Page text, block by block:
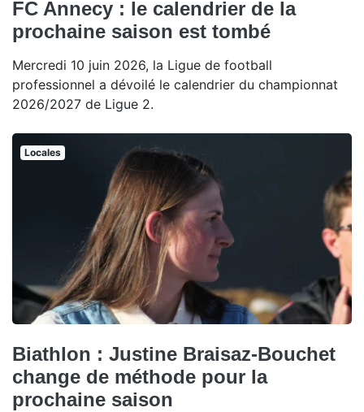
FC Annecy : le calendrier de la
prochaine saison est tombé
Mercredi 10 juin 2026, la Ligue de football
professionnel a dévoilé le calendrier du championnat
2026/2027 de Ligue 2.
Locales
Biathlon : Justine Braisaz-Bouchet
change de méthode pour la
prochaine saison